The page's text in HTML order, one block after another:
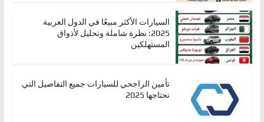
السيارات الأكثر مبيعًا في الدول العربية
2025: نظرة شاملة وتحليل لأذواق
المستهلكين
تأمين الراجحي للسيارات جميع التفاصيل التي
تحتاجها 2025